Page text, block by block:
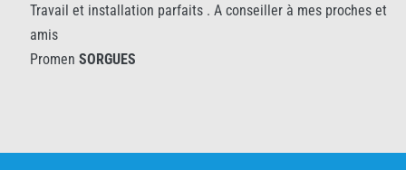
Travail et installation parfaits . A conseiller à mes proches et
amis
PromenSORGUES